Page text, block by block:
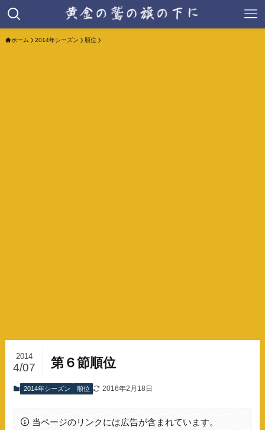
ホーム 2014年シーズン 順位
第６節順位
2014
4/07
2014年シーズン 順位 2016年2月18日
当ページのリンクには広告が含まれています。